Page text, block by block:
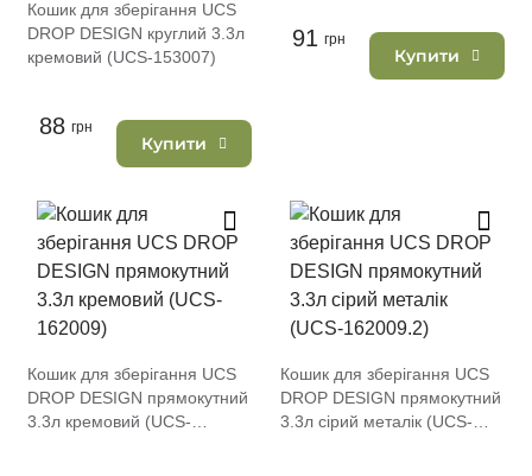
Кошик для зберігання UCS
DROP DESIGN круглий 3.3л
кремовий (UCS-153007)
88 грн
Купити
91 грн
Купити
Кошик для зберігання UCS
DROP DESIGN прямокутний
3.3л кремовий (UCS-
Кошик для зберігання UCS
DROP DESIGN прямокутний
3.3л сірий металік (UCS-